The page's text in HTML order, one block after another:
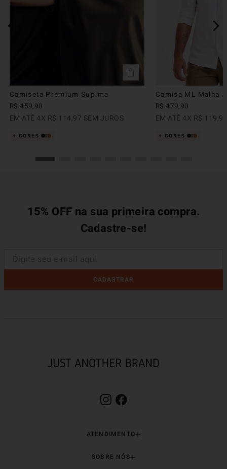
Camiseta Premium Supima
R$ 459,90
EM ATÉ 4X R$ 114,97 SEM JUROS
Camisa ML Malha
R$ 479,90
EM ATÉ 4X R$ 119,
15% OFF na sua primeira compra.
Cadastre-se!
CADASTRAR
ATENDIMENTO
SOBRE NÓS